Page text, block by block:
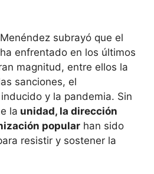
subrayó que el
enfrentado en los últimos
magnitud, entre ellos la
sanciones, el
y la pandemia. Sin
la unidad, la dirección
popular han sido
resistir y sostener la